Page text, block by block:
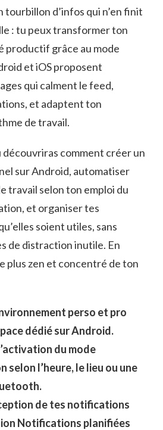
tourbillon d’infos qui n’en finit
: tu peux transformer ton
productif grâce au mode
et iOS proposent
qui calment le feed,
et adaptent ton
de travail.
comment créer un
sur Android, automatiser
travail selon ton emploi du
et organiser tes
soient utiles, sans
de distraction inutile. En
plus zen et concentré de ton
perso et pro
dédié sur Android.
du mode
selon l’heure, le lieu ou une
de tes notifications
Notifications planifiées